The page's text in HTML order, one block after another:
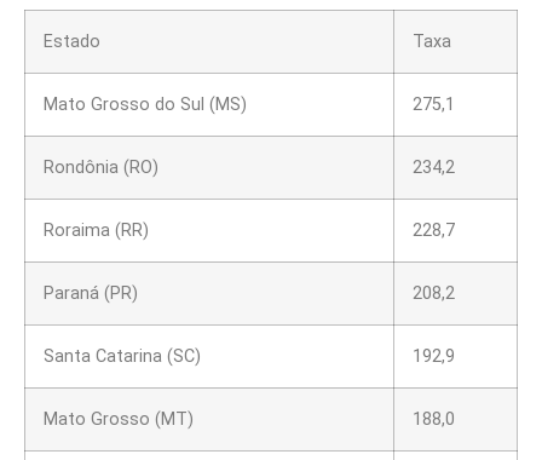
Estado Taxa
Mato Grosso do Sul (MS) 275,1
Rondônia (RO) 234,2
Roraima (RR) 228,7
Paraná (PR) 208,2
Santa Catarina (SC) 192,9
Mato Grosso (MT) 188,0